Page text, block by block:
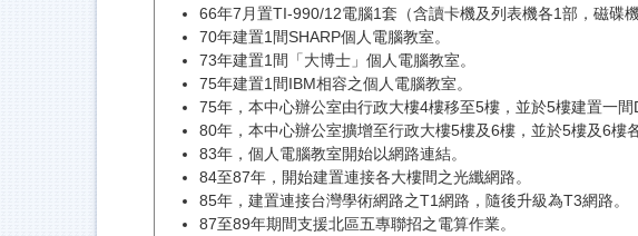
66年7月置TI-990/12電腦1套（含讀卡機及列表機各1部，磁碟
70年建置1間SHARP個人電腦教室。
73年建置1間「大博士」個人電腦教室。
75年建置1間IBM相容之個人電腦教室。
75年，本中心辦公室由行政大樓4樓移至5樓，並於5樓建置一
80年，本中心辦公室擴增至行政大樓5樓及6樓，並於5樓及6樓
83年，個人電腦教室開始以網路連結。
84至87年，開始建置連接各大樓間之光纖網路。
85年，建置連接台灣學術網路之T1網路，隨後升級為T3網路。
87至89年期間支援北區五專聯招之電算作業。